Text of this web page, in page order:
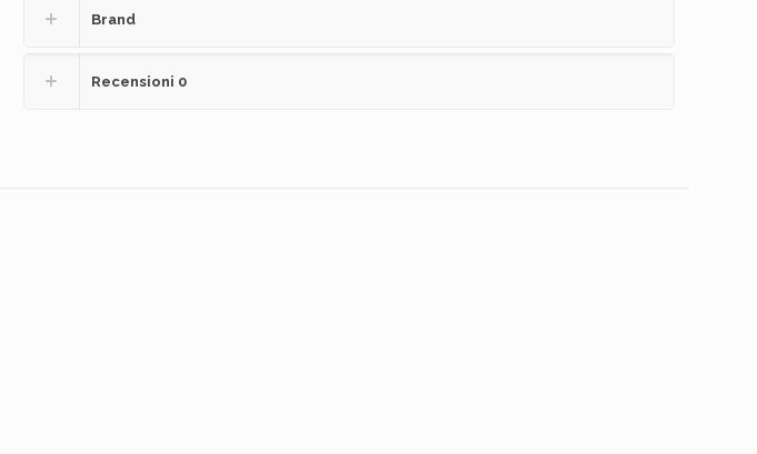
Brand
Recensioni 0